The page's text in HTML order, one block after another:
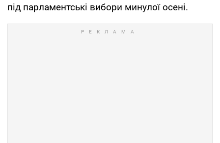
під парламентські вибори минулої осені.